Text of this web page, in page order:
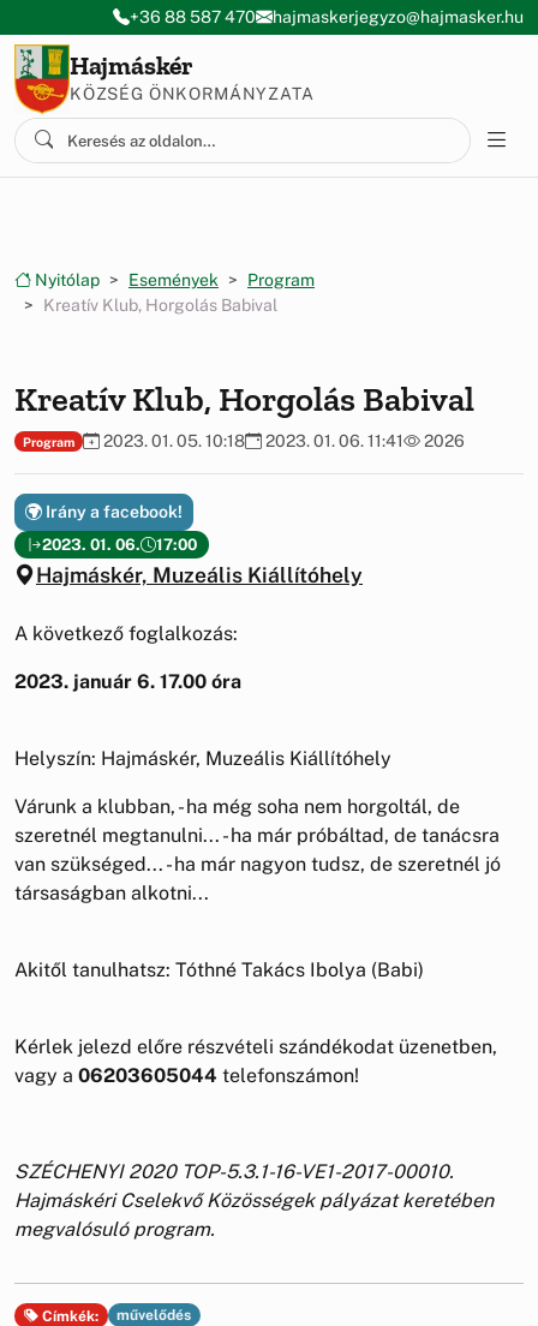
Ugrás a menüre
Ugrás a tartalomra
+36 88 587 470 hajmaskerjegyzo@hajmasker.hu
Hajmáskér
KÖZSÉG ÖNKORMÁNYZATA
Nyitólap Események
Program
Kreatív Klub, Horgolás Babival
Kreatív Klub, Horgolás Babival
Program 2023. 01. 05. 10:18 2023. 01. 06. 11:41 2026
2023. 01. 06. 17:00
Hajmáskér, Muzeális Kiállítóhely
Irány a facebook!
A következő foglalkozás:
2023. január 6. 17.00 óra
Helyszín: Hajmáskér, Muzeális Kiállítóhely
Várunk a klubban, - ha még soha nem horgoltál, de
szeretnél megtanulni... - ha már próbáltad, de tanácsra
van szükséged... - ha már nagyon tudsz, de szeretnél jó
társaságban alkotni...
Akitől tanulhatsz: Tóthné Takács Ibolya (Babi)
Kérlek jelezd előre részvételi szándékodat üzenetben,
vagy a 06203605044 telefonszámon!
SZÉCHENYI 2020 TOP-5.3.1-16-VE1-2017-00010.
Hajmáskéri Cselekvő Közösségek pályázat keretében
megvalósuló program.
Címkék: művelődés